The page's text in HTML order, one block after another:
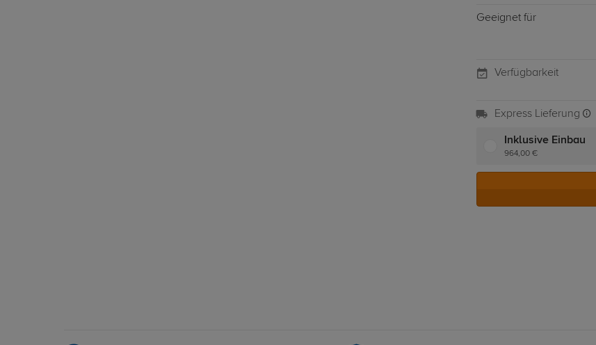
Geeignet für
Verfügbarkeit
Express Lieferung
Inklusive Einbau
964,00 €